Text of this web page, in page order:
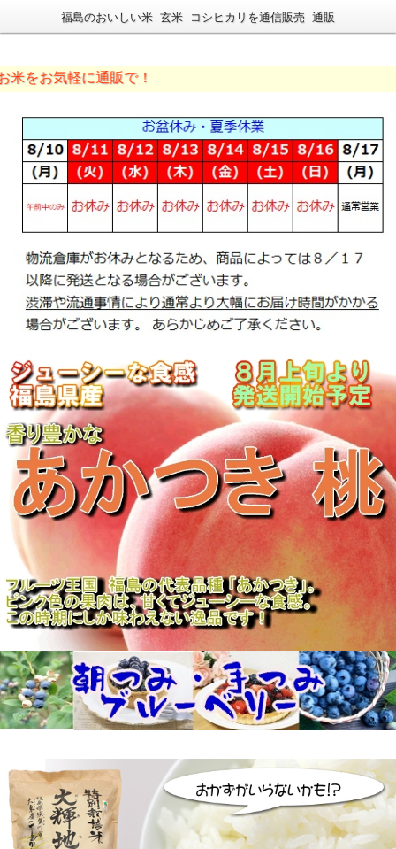
福島のおいしい米 玄米 コシヒカリを通信販売 通販
に通販で！